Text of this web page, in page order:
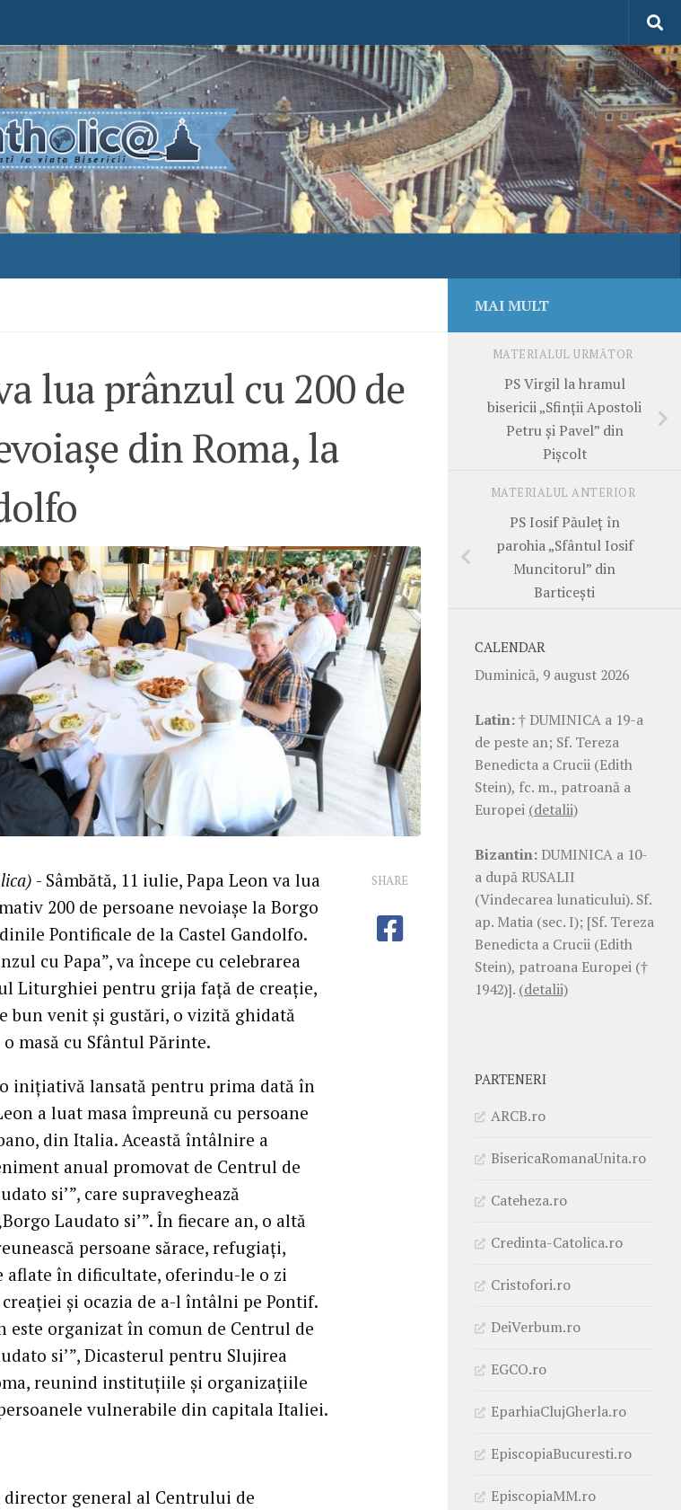
lua prânzul cu 200 de
din Roma, la
- Sâmbătă, 11 iulie, Papa Leon va lua
200 de persoane nevoiașe la Borgo
Pontificale de la Castel Gandolfo.
cu Papa”, va începe cu celebrarea
Liturghiei pentru grija față de creație,
bun venit și gustări, o vizită ghidată
masă cu Sfântul Părinte.
inițiativă lansată pentru prima dată în
a luat masa împreună cu persoane
din Italia. Această întâlnire a
anual promovat de Centrul de
si’”, care supraveghează
Laudato si’”. În fiecare an, o altă
persoane sărace, refugiați,
aflate în dificultate, oferindu-le o zi
și ocazia de a-l întâlni pe Pontif.
este organizat în comun de Centrul de
si’”, Dicasterul pentru Slujirea
reunind instituțiile și organizațiile
vulnerabile din capitala Italiei.
director general al Centrului de
SHARE
MAI MULT
MATERIALUL URMĂTOR
PS Virgil la hramul
bisericii „Sfinții Apostoli
Petru și Pavel” din
Pișcolt
MATERIALUL ANTERIOR
PS Iosif Păuleț în
parohia „Sfântul Iosif
Muncitorul” din
Barticești
CALENDAR
Duminică, 9 august 2026
Latin:† DUMINICA a 19-a
de peste an; Sf. Tereza
Benedicta a Crucii (Edith
Stein), fc. m., patroană a
Europei (detalii)
Bizantin: DUMINICA a 10-
a după RUSALII
(Vindecarea lunaticului). Sf.
ap. Matia (sec. I); [Sf. Tereza
Benedicta a Crucii (Edith
Stein), patroana Europei (†
1942)]. (detalii)
PARTENERI
ARCB.ro
BisericaRomanaUnita.ro
Cateheza.ro
Credinta-Catolica.ro
Cristofori.ro
DeiVerbum.ro
EGCO.ro
EparhiaClujGherla.ro
EpiscopiaBucuresti.ro
EpiscopiaMM.ro